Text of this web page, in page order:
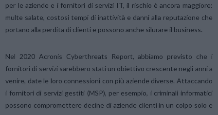
per le aziende e i fornitori di servizi IT, il rischio è ancora maggiore:
multe salate, costosi tempi di inattività e danni alla reputazione che
portano alla perdita di clienti e possono anche silurare il business.
Nel 2020 Acronis Cyberthreats Report, abbiamo previsto che i
fornitori di servizi sarebbero stati un obiettivo crescente negli anni a
venire, date le loro connessioni con più aziende diverse. Attaccando
i fornitori di servizi gestiti (MSP), per esempio, i criminali informatici
possono compromettere decine di aziende clienti in un colpo solo e